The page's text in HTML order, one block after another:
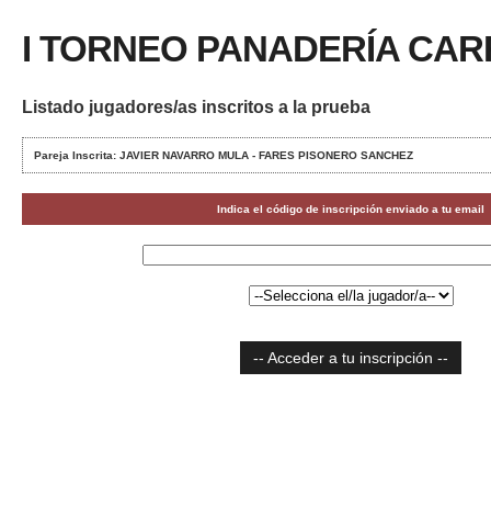
I TORNEO PANADERÍA
Listado jugadores/as inscritos a la prueba
Pareja Inscrita: JAVIER NAVARRO MULA - FARES PISONERO SANCHEZ
Indica el código de inscripción enviado a tu email
-- Acceder a tu inscripción --